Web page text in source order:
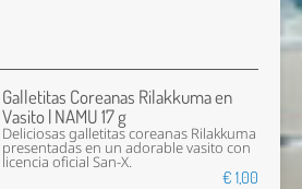
Galletitas Coreanas Rilakkuma en
Vasito | NAMU 17 g
Deliciosas galletitas coreanas Rilakkuma
presentadas en un adorable vasito con
licencia oficial San-X.
€ 1,00